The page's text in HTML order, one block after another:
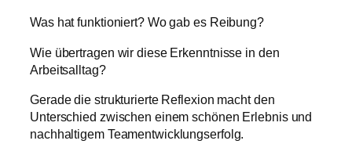
Was hat funktioniert? Wo gab es Reibung?
Wie übertragen wir diese Erkenntnisse in den
Arbeitsalltag?
Gerade die strukturierte Reflexion macht den
Unterschied zwischen einem schönen Erlebnis und
nachhaltigem Teamentwicklungserfolg.